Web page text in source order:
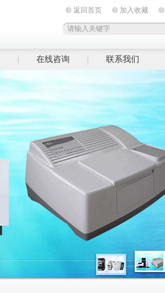
返回首页 加入收藏
在线咨询 联系我们